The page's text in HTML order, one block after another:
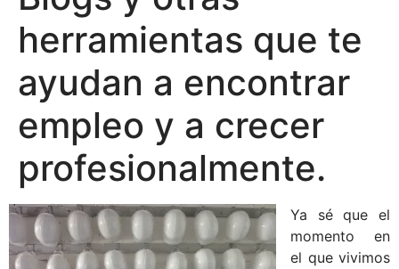
herramientas que te
ayudan a encontrar
empleo y a crecer
profesionalmente.
Ya sé que el
momento en
el que vivimos